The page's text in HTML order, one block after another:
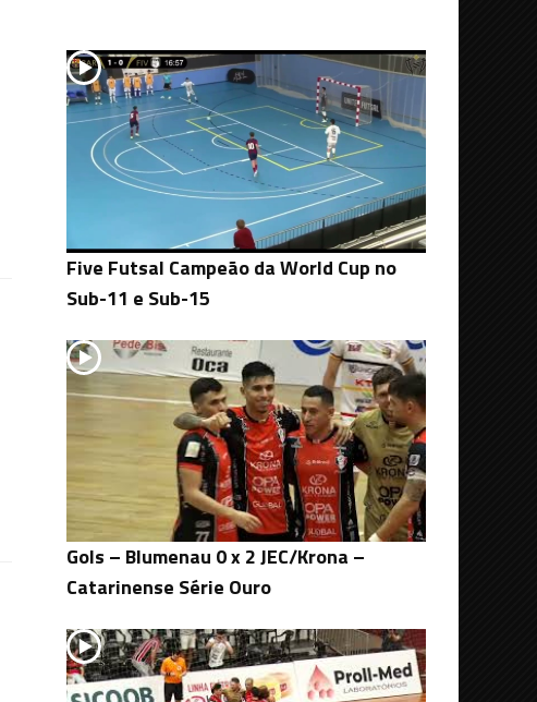
Five Futsal Campeão da World Cup no
Sub-11 e Sub-15
Gols – Blumenau 0 x 2 JEC/Krona –
Catarinense Série Ouro